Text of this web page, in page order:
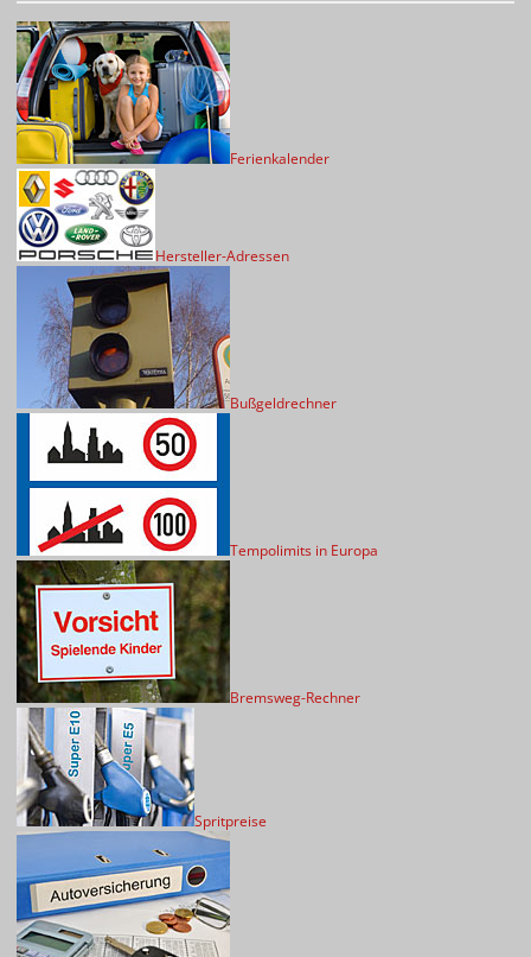
Ferienkalender
Hersteller-Adressen
Bußgeldrechner
Tempolimits in Europa
Bremsweg-Rechner
Spritpreise